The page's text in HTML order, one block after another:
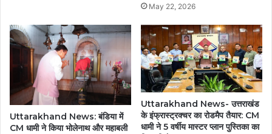
May 22, 2026
Uttarakhand News: बंडिया में
CM धामी ने किया भोलेनाथ और महाबली
Uttarakhand News- उत्तराखंड
के इंफ्रास्ट्रक्चर का रोडमैप तैयार: CM
धामी ने 5 वर्षीय मास्टर प्लान पुस्तिका का